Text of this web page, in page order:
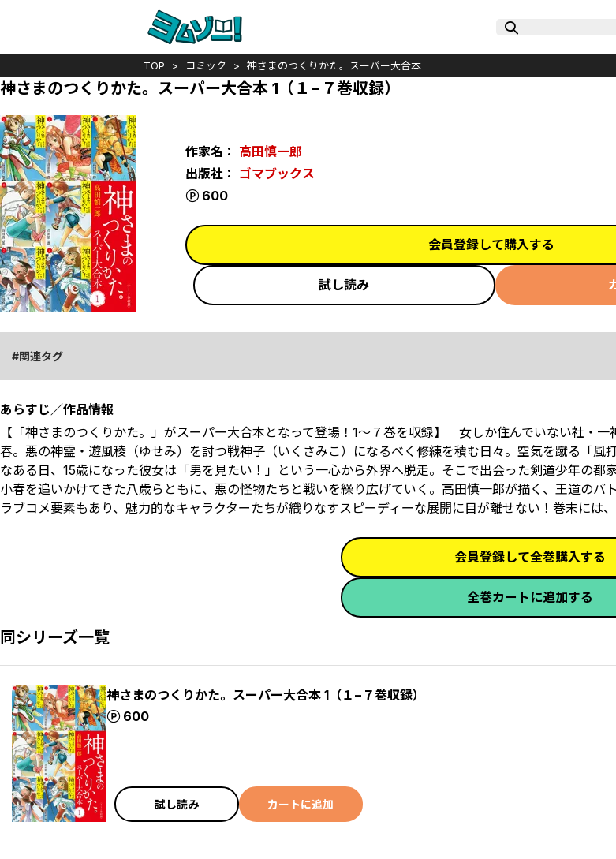
TOP コミック 神さまのつくりかた。スーパー大合本
神さまのつくりかた。スーパー大合本 1（１−７巻収録）
作家名： 高田慎一郎
出版社： ゴマブックス
600
会員登録して購入する
試し読み
関連タグ
あらすじ／作品情報
【「神さまのつくりかた。」がスーパー大合本となって登場！1～７巻を収録】 女しか住んでいない社・
春。悪の神霊・遊風稜（ゆせみ）を討つ戦神子（いくさみこ）になるべく修練を積む日々。空気を蹴る「風
なある日、15歳になった彼女は「男を見たい！」という一心から外界へ脱走。そこで出会った剣道少年の都
小春を追いかけてきた八歳らともに、悪の怪物たちと戦いを繰り広げていく。高田慎一郎が描く、王道のバ
ラブコメ要素もあり、魅力的なキャラクターたちが織りなすスピーディーな展開に目が離せない！巻末には
会員登録して全巻購入する
全巻カートに追加する
同シリーズ一覧
神さまのつくりかた。スーパー大合本 1（１−７巻収録）
600
ポイント
試し読み カートに追加